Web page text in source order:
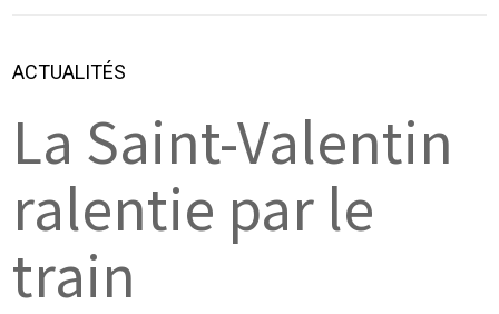
ACTUALITÉS
La Saint-Valentin
ralentie par le
train